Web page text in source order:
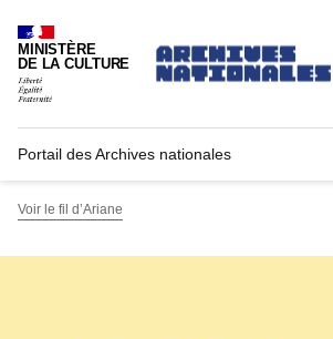
MINISTÈRE
DE LA CULTURE
Portail des Archives nationales
Voir le fil d’Ariane